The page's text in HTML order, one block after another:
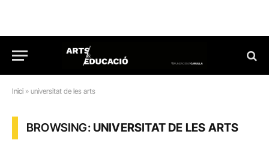
Inici » universitat de les arts
BROWSING:UNIVERSITAT DE LES ARTS